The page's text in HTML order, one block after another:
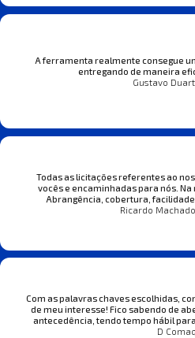
A ferramenta realmente consegue
entregando de maneira
Gustavo
Todas as licitações referentes ao
vocês e encaminhadas para nós.
Abrangência, cobertura,
Ricardo
Com as palavras chaves escolhidas,
de meu interesse! Fico sabendo de
antecedência, tendo tempo hábil
D Comaq